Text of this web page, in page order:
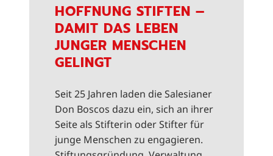
HOFFNUNG STIFTEN –
DAMIT DAS LEBEN
JUNGER MENSCHEN
GELINGT
Seit 25 Jahren laden die Salesianer
Don Boscos dazu ein, sich an ihrer
Seite als Stifterin oder Stifter für
junge Menschen zu engagieren.